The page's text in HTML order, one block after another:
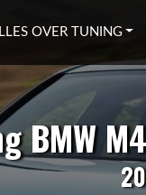
OVER TUNING
BMW